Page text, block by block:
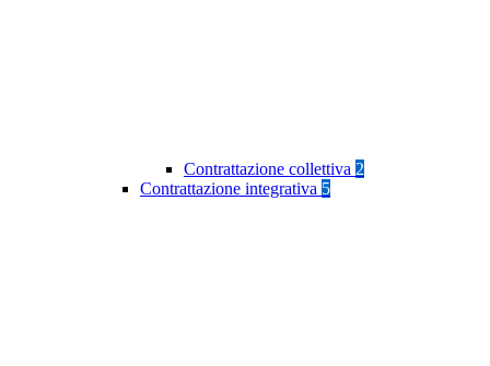
Contrattazione collettiva 2
Contrattazione integrativa 5